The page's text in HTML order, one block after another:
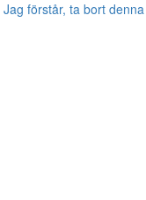
Jag förstår, ta bort